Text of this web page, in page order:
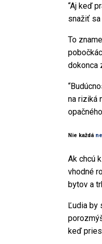
“Aj keď
snažiť sa
To
dokonca
na riziká
Nie každá
Ak chcú
vhodné
bytov a
Ľudia by
keď